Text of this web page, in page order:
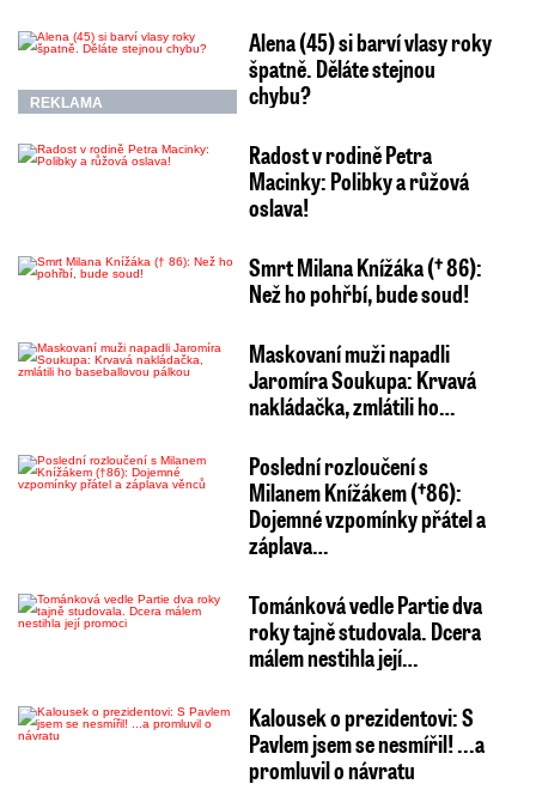
REKLAMA
Alena (45) si barví vlasy roky
špatně. Děláte stejnou
chybu?
Radost v rodině Petra
Macinky: Polibky a růžová
oslava!
Smrt Milana Knížáka († 86):
Než ho pohřbí, bude soud!
Maskovaní muži napadli
Jaromíra Soukupa: Krvavá
nakládačka, zmlátili ho…
Poslední rozloučení s
Milanem Knížákem (†86):
Dojemné vzpomínky přátel a
záplava…
Tománková vedle Partie dva
roky tajně studovala. Dcera
málem nestihla její…
Kalousek o prezidentovi: S
Pavlem jsem se nesmířil! ...a
promluvil o návratu